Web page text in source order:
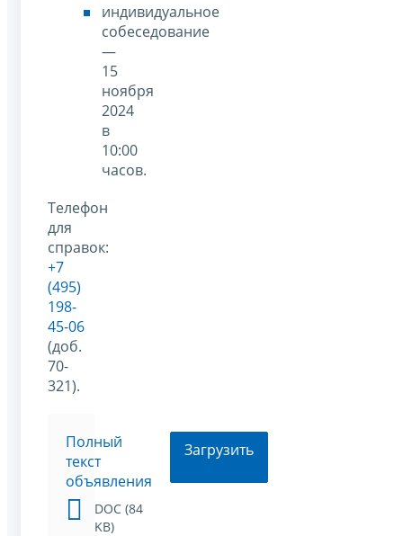
индивидуальное
собеседование
—
15
ноября
2024
в
10:00
часов.
Телефон
для
справок:
+7
(495)
198-
45-06
(доб.
70-
321).
Полный
текст
объявления
DOC (84
KB)
Загрузить